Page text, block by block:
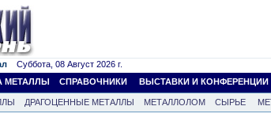
Суббота, 08 Август 2026 г.
МЕТАЛЛЫ СПРАВОЧНИКИ ВЫСТАВКИ И КОНФЕРЕНЦИИ
ДРАГОЦЕННЫЕ МЕТАЛЛЫ МЕТАЛЛОЛОМ СЫРЬЕ